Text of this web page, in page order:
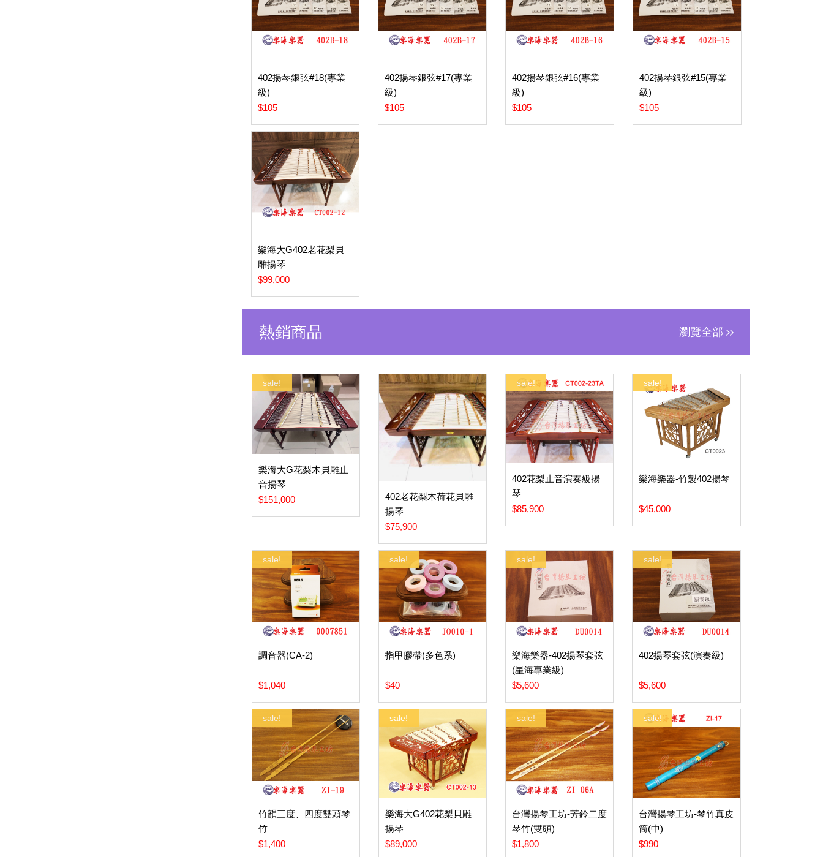
402揚琴銀弦#18(專業
級)
$105
402揚琴銀弦#17(專業
級)
$105
402揚琴銀弦#16(專業
級)
$105
402揚琴銀弦#15(專業
級)
$105
樂海大G402老花梨貝
雕揚琴
$99,000
瀏覽全部
熱銷商品
sale!
樂海大G花梨木貝雕止
音揚琴
$151,000
402老花梨木荷花貝雕
揚琴
$75,900
sale!
402花梨止音演奏級揚
琴
$85,900
sale!
樂海樂器-竹製402揚琴
$45,000
sale!
調音器(CA-2)
$1,040
sale!
指甲膠帶(多色系)
$40
sale!
樂海樂器-402揚琴套弦
(星海專業級)
$5,600
sale!
402揚琴套弦(演奏級)
$5,600
sale!
竹韻三度、四度雙頭琴
竹
$1,400
sale!
樂海大G402花梨貝雕
揚琴
$89,000
sale!
台灣揚琴工坊-芳鈴二度
琴竹(雙頭)
$1,800
sale!
台灣揚琴工坊-琴竹真皮
筒(中)
$990